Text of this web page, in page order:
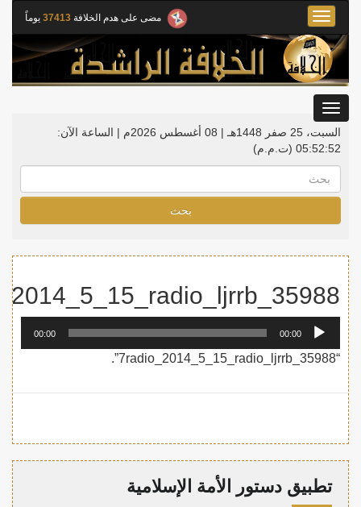
مضى على هدم الخلافة 37413 يوماً
Toggle
navigation
السبت، 25 صفر 1448هـ | 08 أغسطس 2026م |
الساعة الآن:
05:52:52 (ت.م.م)
بحث
مشغل
00:00
00:00
“7radio_2014_5_15_radio_ljrrb_35988”.
تطبيق دستور الأمة الإسلامية